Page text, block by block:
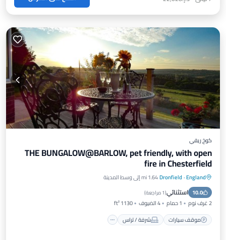
كوخ ريفي
THE BUNGALOW@BARLOW, pet friendly, with open
fire in Chesterfield
England
·
Dronfield1.64 mi إلى وسط المدينة
10.0 استثنائي(1 مراجعة )
2 غرف نوم 1 حمام 4 الضيوف
1130 ft²
موقف سيارات
شرفة / تراس
موقف سيارات شرفة / تراس
إنترنت